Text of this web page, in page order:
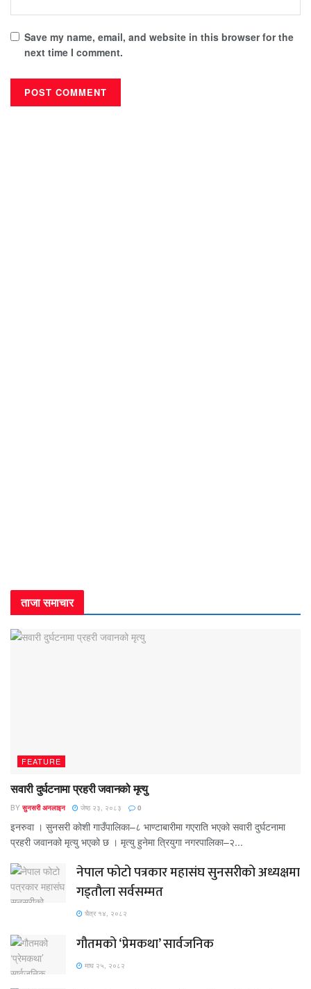
Save my name, email, and website in this browser for the
next time I comment.
ताजा समाचार
FEATURE
सवारी दुर्घटनामा प्रहरी जवानको मृत्यु
BY सुनसरी अनलाइन जेष्ठ २३, २०८३ 0
इनरुवा । सुनसरी कोशी गाउँपालिका–८ भाण्टाबारीमा गएराति भएको सवारी दुर्घटनामा
प्रहरी जवानको मृत्यु भएको छ । मृत्यु हुनेमा त्रियुगा नगरपालिका–२...
नेपाल फोटो पत्रकार महासंघ सुनसरीको अध्यक्षमा
गड्ताैला सर्वसम्मत
चैत्र १४, २०८२
गौतमको ‘प्रेमकथा’ सार्वजनिक
माघ २५, २०८२